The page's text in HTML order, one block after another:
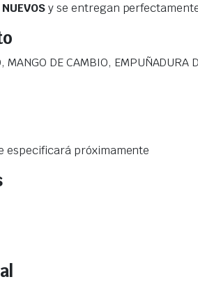
NUEVOSy se entregan
MANGO DE CAMBIO,
especificará próximamente